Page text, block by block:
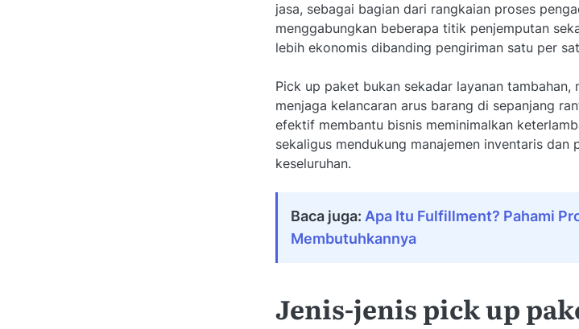
jasa, sebagai bagian dari rangkaian proses
menggabungkan beberapa titik penjemputan
lebih ekonomis dibanding pengiriman satu per
Pick up paket bukan sekadar layanan
menjaga kelancaran arus barang di sepanjang
efektif membantu bisnis meminimalkan
sekaligus mendukung manajemen inventaris
keseluruhan.
Baca juga: Apa Itu Fulfillment? Pahami
Membutuhkannya
Jenis-jenis pick up